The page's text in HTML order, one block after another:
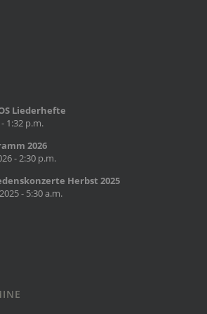
Liederhefte
1:32 p.m.
2026
- 2:30 p.m.
Herbst 2025
- 5:30 a.m.